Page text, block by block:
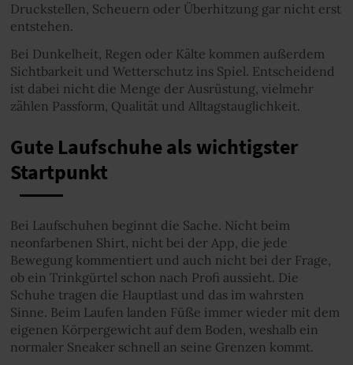
Druckstellen, Scheuern oder Überhitzung gar nicht erst
entstehen.
Bei Dunkelheit, Regen oder Kälte kommen außerdem
Sichtbarkeit und Wetterschutz ins Spiel. Entscheidend
ist dabei nicht die Menge der Ausrüstung, vielmehr
zählen Passform, Qualität und Alltagstauglichkeit.
Gute Laufschuhe als wichtigster
Startpunkt
Bei Laufschuhen beginnt die Sache. Nicht beim
neonfarbenen Shirt, nicht bei der App, die jede
Bewegung kommentiert und auch nicht bei der Frage,
ob ein Trinkgürtel schon nach Profi aussieht. Die
Schuhe tragen die Hauptlast und das im wahrsten
Sinne. Beim Laufen landen Füße immer wieder mit dem
eigenen Körpergewicht auf dem Boden, weshalb ein
normaler Sneaker schnell an seine Grenzen kommt.